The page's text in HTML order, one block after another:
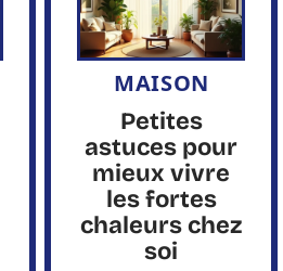
MAISON
Petites
astuces pour
mieux vivre
les fortes
chaleurs chez
soi